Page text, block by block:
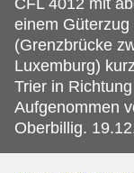
einem
(Grenzbrücke
Luxemburg)
Trier in
Aufgenommen
Oberbillig.